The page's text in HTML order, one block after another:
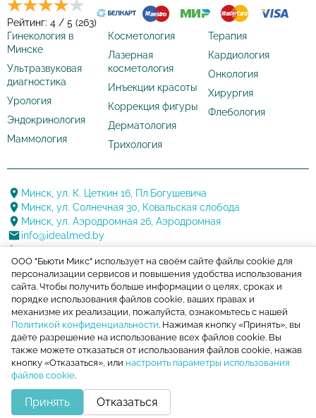
Рейтинг: 4 / 5 (263)
Гинекология в
Минске
Ультразвуковая
диагностика
Урология
Эндокринология
Маммология
Косметология
Лазерная
косметология
Инъекции красоты
Коррекция фигуры
Дерматология
Трихология
Терапия
Кардиология
Онкология
Хирургия
Флебология
Минск, ул. К. Цеткин 16, Пл.Богушевича
Минск, ул. Солнечная 30, Ковальская слобода
Минск, ул. Аэродромная 26, Аэродромная
info@idealmed.by
+375 17 388 20 88
+375 29 144 22 22
+375 17 388 20 88
Следите за акциями и новостями медцентра
Политика конфиденциальности
ООО «Бьюти Микс» | УНП 191479576 Лицензия N02040/7743
от 15.07.2014 г.Продвижение сайта ZIEX.BY
ООО "Бьюти Микс" использует на своём сайте файлы cookie для
персонализации сервисов и повышения удобства использования
сайта. Чтобы получить больше информации о целях, сроках и
порядке использования файлов cookie, ваших правах и
механизме их реализации, пожалуйста, ознакомьтесь с нашей
Политикой конфиденциальности. Нажимая кнопку «Принять», вы
даёте разрешение на использование всех файлов cookie. Вы
также можете отказаться от использования файлов cookie, нажав
кнопку «Отказаться», или настроить параметры использования
файлов cookie.
Принять Отказаться